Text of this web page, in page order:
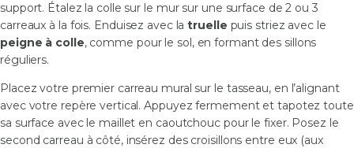
support. Étalez la colle sur le mur sur une surface de 2 ou 3
carreaux à la fois. Enduisez avec latruelle puis striez avec le
peigne à colle, comme pour le sol, en formant des sillons
réguliers.
Placez votre premier carreau mural sur le tasseau, en l’alignant
avec votre repère vertical. Appuyez fermement et tapotez toute
sa surface avec le maillet en caoutchouc pour le fixer. Posez le
second carreau à côté, insérez des croisillons entre eux (aux